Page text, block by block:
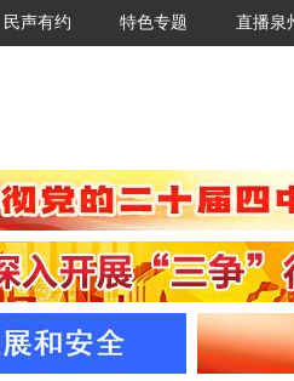
民声有约 特色专题 直播泉